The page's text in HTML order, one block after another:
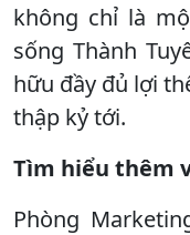
không chỉ là
sống Thành
hữu đầy đủ lợi
thập kỷ tới.
Tìm hiểu thêm
Phòng